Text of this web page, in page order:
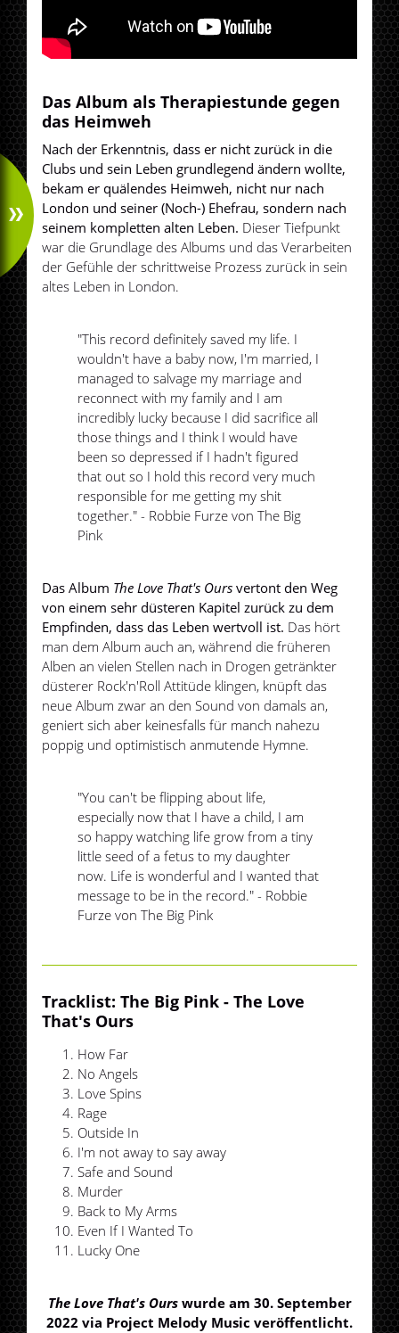
Das Album als Therapiestunde gegen
das Heimweh
Nach der Erkenntnis, dass er nicht zurück in die
Clubs und sein Leben grundlegend ändern wollte,
bekam er quälendes Heimweh, nicht nur nach
London und seiner (Noch-) Ehefrau, sondern nach
seinem kompletten alten Leben. Dieser Tiefpunkt
war die Grundlage des Albums und das Verarbeiten
der Gefühle der schrittweise Prozess zurück in sein
altes Leben in London.
"This record definitely saved my life. I
wouldn't have a baby now, I'm married, I
managed to salvage my marriage and
reconnect with my family and I am
incredibly lucky because I did sacrifice all
those things and I think I would have
been so depressed if I hadn't figured
that out so I hold this record very much
responsible for me getting my shit
together." - Robbie Furze von The Big
Pink
Das Album The Love That's Ours vertont den Weg
von einem sehr düsteren Kapitel zurück zu dem
Empfinden, dass das Leben wertvoll ist. Das hört
man dem Album auch an, während die früheren
Alben an vielen Stellen nach in Drogen getränkter
düsterer Rock'n'Roll Attitüde klingen, knüpft das
neue Album zwar an den Sound von damals an,
geniert sich aber keinesfalls für manch nahezu
poppig und optimistisch anmutende Hymne.
"You can't be flipping about life,
especially now that I have a child, I am
so happy watching life grow from a tiny
little seed of a fetus to my daughter
now. Life is wonderful and I wanted that
message to be in the record." - Robbie
Furze von The Big Pink
Tracklist: The Big Pink - The Love
That's Ours
How Far
No Angels
Love Spins
Rage
Outside In
I'm not away to say away
Safe and Sound
Murder
Back to My Arms
Even If I Wanted To
Lucky One
The Love That's Ourswurde am 30. September
2022 via Project Melody Music veröffentlicht.